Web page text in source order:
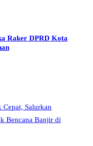
Raker DPRD Kota